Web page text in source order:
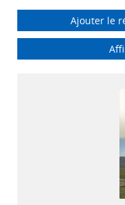
Ajouter le